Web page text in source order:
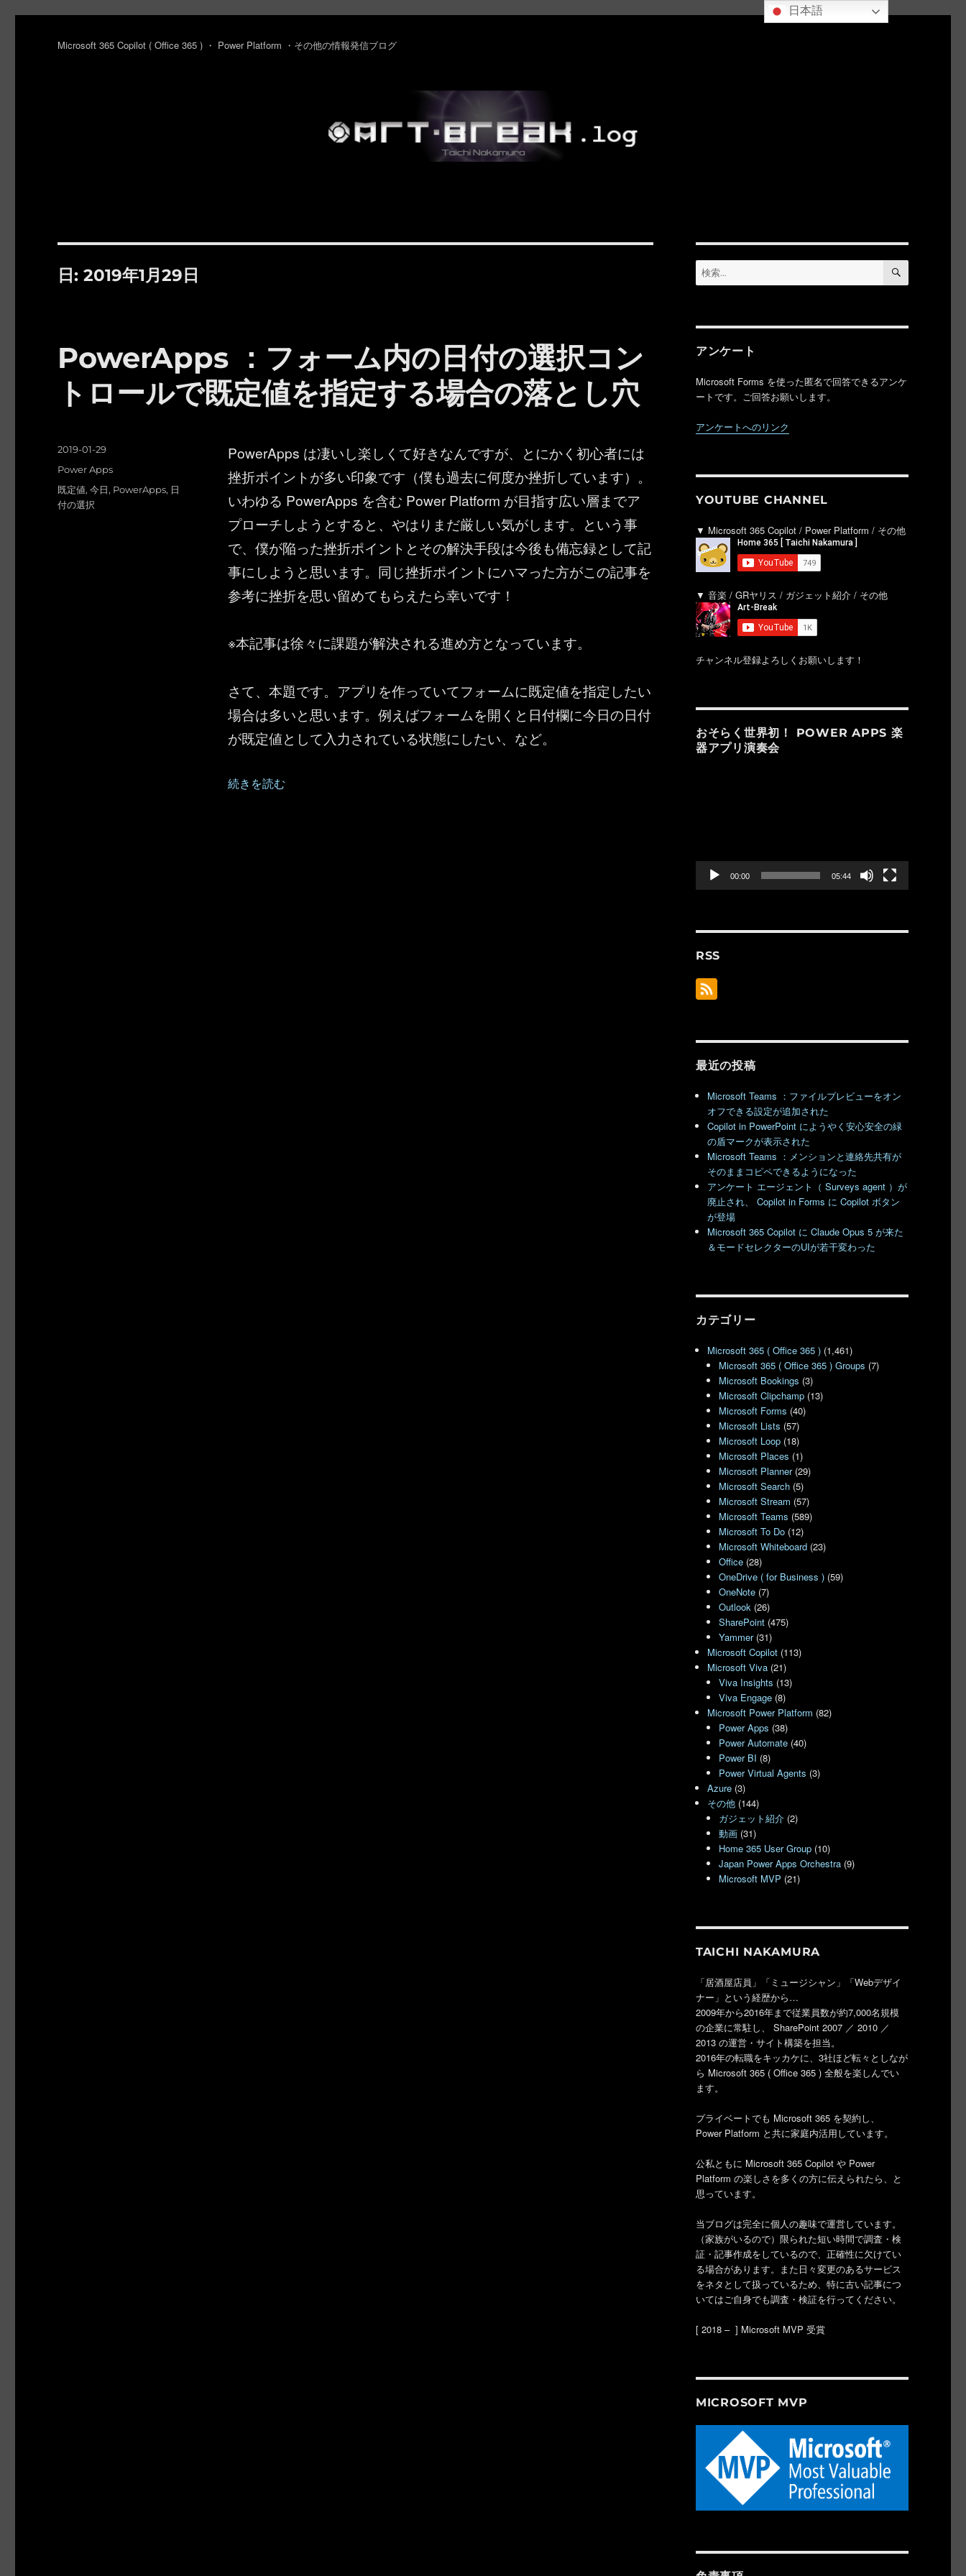
Microsoft 365 Copilot ( Office 365 ) ・ Power Platform ・その他の情報発信ブログ
日:2019年1月29日
PowerApps ：フォーム内の日付の選択コン
トロールで既定値を指定する場合の落とし穴
PowerApps は凄いし楽しくて好きなんですが、とにかく初心者には
挫折ポイントが多い印象です（僕も過去に何度か挫折しています）。
いわゆる PowerApps を含む Power Platform が目指す広い層までア
プローチしようとすると、やはりまだ厳しい気がします。という事
で、僕が陥った挫折ポイントとその解決手段は今後も備忘録として記
事にしようと思います。同じ挫折ポイントにハマった方がこの記事を
参考に挫折を思い留めてもらえたら幸いです！
※本記事は徐々に課題が解決される進め方となっています。
さて、本題です。アプリを作っていてフォームに既定値を指定したい
場合は多いと思います。例えばフォームを開くと日付欄に今日の日付
が既定値として入力されている状態にしたい、など。
“PowerApps ：フォーム内の日付の選択コントロールで既定値を指定する場合の落とし穴” の
続きを読む
投
2019-01-29
カ
テ
ゴ
Power Apps
タ
グ
既定値,今日, PowerApps, 日
付の選択
検
索:
検
アンケート
Microsoft Forms を使った匿名で回答できるアンケ
ートです。ご回答お願いします。
アンケートへのリンク
YOUTUBE CHANNEL
▼ Microsoft 365 Copilot / Power Platform / その他
▼ 音楽 / GRヤリス / ガジェット紹介 / その他
チャンネル登録よろしくお願いします！
おそらく世界初！ POWER APPS 楽
器アプリ演奏会
00:00 05:44
RSS
最近の投稿
Microsoft Teams ：ファイルプレビューをオン
オフできる設定が追加された
Copilot in PowerPoint にようやく安心安全の緑
の盾マークが表示された
Microsoft Teams ：メンションと連絡先共有が
そのままコピペできるようになった
アンケート エージェント（ Surveys agent ）が
廃止され、 Copilot in Forms に Copilot ボタン
が登場
Microsoft 365 Copilot に Claude Opus 5 が来た
＆モードセレクターのUIが若干変わった
カテゴリー
Microsoft 365 ( Office 365 ) (1,461)
Microsoft 365 ( Office 365 ) Groups (7)
Microsoft Bookings (3)
Microsoft Clipchamp (13)
Microsoft Forms (40)
Microsoft Lists (57)
Microsoft Loop (18)
Microsoft Places (1)
Microsoft Planner(29)
Microsoft Search (5)
Microsoft Stream (57)
Microsoft Teams (589)
Microsoft To Do (12)
Microsoft Whiteboard (23)
Office (28)
OneDrive ( for Business ) (59)
OneNote (7)
Outlook (26)
SharePoint (475)
Yammer(31)
Microsoft Copilot (113)
Microsoft Viva (21)
Viva Insights (13)
Viva Engage (8)
Microsoft Power Platform (82)
Power Apps (38)
Power Automate (40)
Power BI (8)
Power Virtual Agents (3)
Azure (3)
その他 (144)
ガジェット紹介 (2)
動画 (31)
Home 365 User Group (10)
Japan Power Apps Orchestra (9)
Microsoft MVP (21)
TAICHI NAKAMURA
「居酒屋店員」「ミュージシャン」「Webデザイ
ナー」という経歴から…
2009年から2016年まで従業員数が約7,000名規模
の企業に常駐し、 SharePoint 2007 ／ 2010 ／
2013 の運営・サイト構築を担当。
2016年の転職をキッカケに、3社ほど転々としなが
ら Microsoft 365 ( Office 365 ) 全般を楽しんでい
ます。
プライベートでも Microsoft 365 を契約し、
Power Platform と共に家庭内活用しています。
公私ともに Microsoft 365 Copilot や Power
Platform の楽しさを多くの方に伝えられたら、と
思っています。
当ブログは完全に個人の趣味で運営しています。
（家族がいるので）限られた短い時間で調査・検
証・記事作成をしているので、正確性に欠けてい
る場合があります。また日々変更のあるサービス
をネタとして扱っているため、特に古い記事につ
いてはご自身でも調査・検証を行ってください。
[ 2018 – ] Microsoft MVP 受賞
MICROSOFT MVP
日本語